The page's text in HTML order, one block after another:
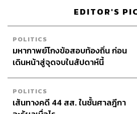
การยอมกลับมาของเอ็ดเวิร์ดส์นั้นเป็
FSG นำโดย ไมค์ กอร์ดอน ซึ่งเป็นอี
สโมสรอย่างมาก ที่พยายามตามตื๊อเ
ความสามารถกลับมาช่วยเหลืองาน
ในครั้งแรกที่มีการติดต่อไปหลังข่าว
คล็อปป์ในช่วงต้นเดือนกุมภาพันธ์ ถูก
แทบจะทันที
EDITOR'S
POLITICS
มหากาพย์โกงข้อสอบท้องถิ่น ก่อน
เดินหน้าสู่จุดจบในสัปดาห์นี้
POLITICS
เส้นทางคดี 44 สส. ในชั้นศาลฎีกา